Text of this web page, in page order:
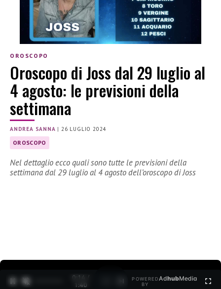
OROSCOPO
Oroscopo di Joss dal 29 luglio al
4 agosto: le previsioni della
settimana
ANDREA SANNA |26 LUGLIO 2024
OROSCOPO
Nel dettaglio ecco quali sono tutte le previsioni della
settimana dal 29 luglio al 4 agosto dell’oroscopo di Joss
0:15 /
1:40
POWERED
BY
AdhubMedia